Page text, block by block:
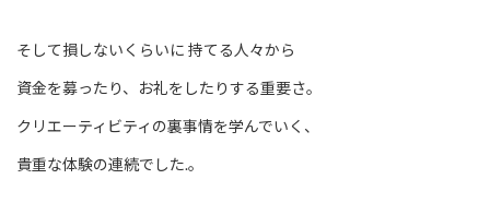
そして損しないくらいに 持てる人々から
資金を募ったり、お礼をしたりする重要さ。
クリエーティビティの裏事情を学んでいく、
貴重な体験の連続でした.。